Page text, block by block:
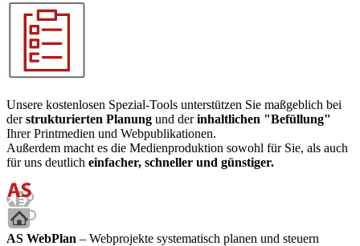
Unsere kostenlosen Spezial-Tools unterstützen Sie maßgeblich bei
derstrukturierten Planung und derinhaltlichen "Befüllung"
Ihrer Printmedien und Webpublikationen.
Außerdem macht es die Medienproduktion sowohl für Sie, als auch
für uns deutlich einfacher, schneller und günstiger.
AS WebPlan – Webprojekte systematisch planen und steuern